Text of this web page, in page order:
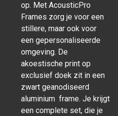
op. Met AcousticPro
Frames zorg je voor een
stillere, maar ook voor
een gepersonaliseerde
omgeving. De
akoestische print op
exclusief doek zit in een
zwart geanodiseerd
aluminium frame. Je krijgt
een complete set, die je